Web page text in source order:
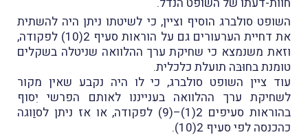
השופט סולברג הוסיף וציין, כי לשיטתו ניתן היה להשתית
את דחיית הערעורים גם על הוראות סעיף 2(10) לפקודה,
וזאת משנמצא כי שחיקת ערך ההלוואה שניטלה בשקלים
טומנת בחוּבּה תועלת כלכלית.
עוד ציין השופט סולברג, כי לו היה נקבע שאין מקור
לשחיקת ערך ההלוואה בענייננו לאותם הפרשי יִסוף
בהוראות סעיפים 2(1)–(9) לפקודה, או אז ניתן לסוַוגה
כהכנסה לפי סעיף 2(10).